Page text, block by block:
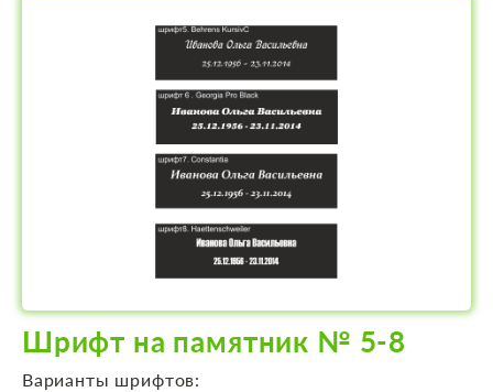
Шрифт на памятник № 5-8
Варианты шрифтов: